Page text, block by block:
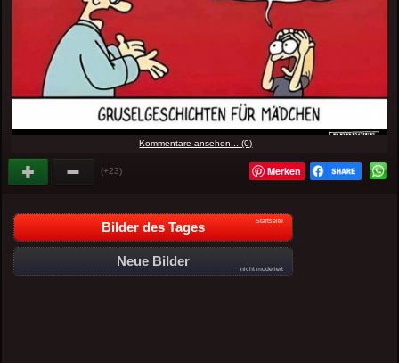
Kommentare ansehen... (0)
(+23) Merken
Bilder des Tages Startseite
Neue Bilder
nicht moderiert